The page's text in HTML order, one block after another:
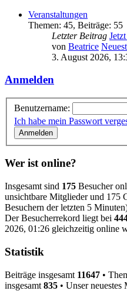
Veranstaltungen
Themen: 45, Beiträge: 55
Letzter Beitrag
von Beatrice
3. August 2026,
Anmelden
Benutzername:
Ich habe mein Passwort
Wer ist online?
Insgesamt sind 175 Besucher
unsichtbare Mitglieder und 175
Besuchern der letzten 5
Der Besucherrekord liegt bei
2026, 01:26 gleichzeitig online
Statistik
Beiträge insgesamt 11647 •
insgesamt 835 • Unser neuestes